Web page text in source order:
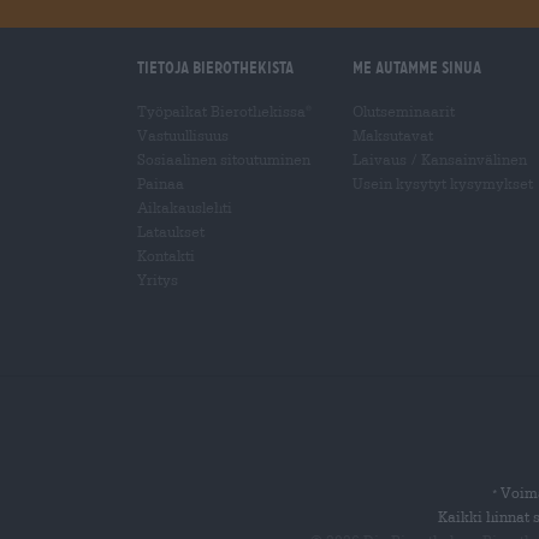
Tietoja Bierothekista Me autamme sinua
*
Kaikki hinnat